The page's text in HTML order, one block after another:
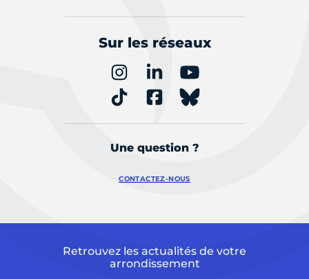
Sur les réseaux
Une question ?
CONTACTEZ-NOUS
Retrouvez les actualités de votre
arrondissement